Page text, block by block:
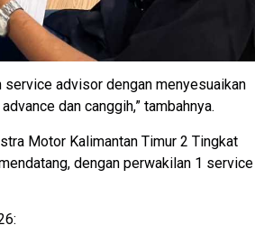
advisor dengan menyesuaikan
dan canggih,” tambahnya.
Motor Kalimantan Timur 2 Tingkat
dengan perwakilan 1 service